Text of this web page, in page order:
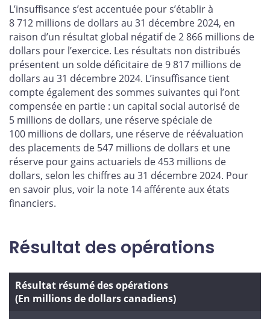
L’insuffisance s’est accentuée pour s’établir à
8 712 millions de dollars au 31 décembre 2024, en
raison d’un résultat global négatif de 2 866 millions de
dollars pour l’exercice. Les résultats non distribués
présentent un solde déficitaire de 9 817 millions de
dollars au 31 décembre 2024. L’insuffisance tient
compte également des sommes suivantes qui l’ont
compensée en partie : un capital social autorisé de
5 millions de dollars, une réserve spéciale de
100 millions de dollars, une réserve de réévaluation
des placements de 547 millions de dollars et une
réserve pour gains actuariels de 453 millions de
dollars, selon les chiffres au 31 décembre 2024. Pour
en savoir plus, voir la note 14 afférente aux états
financiers.
Résultat des opérations
Résultat résumé des opérations
(En millions de dollars canadiens)